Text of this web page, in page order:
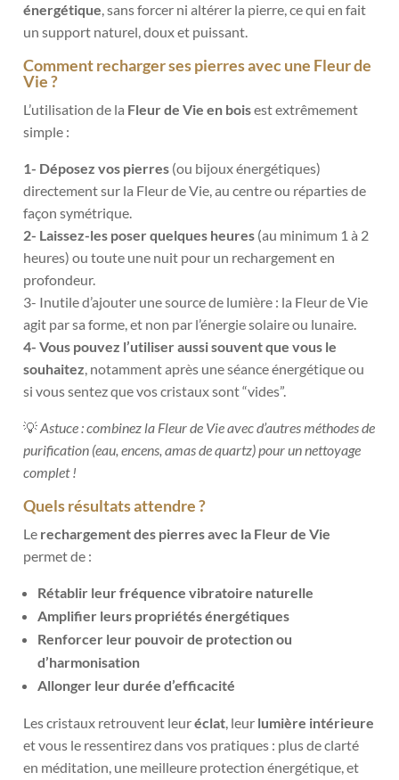
énergétique, sans forcer ni altérer la pierre, ce qui en fait
un support naturel, doux et puissant.
Comment recharger ses pierres avec une Fleur de
Vie ?
L’utilisation de la Fleur de Vie en boisest extrêmement
simple :
1- Déposez vos pierres (ou bijoux énergétiques)
directement sur la Fleur de Vie, au centre ou réparties de
façon symétrique.
2- Laissez-les poser quelques heures (au minimum 1 à 2
heures) ou toute une nuit pour un rechargement en
profondeur.
3- Inutile d’ajouter une source de lumière : la Fleur de Vie
agit par sa forme, et non par l’énergie solaire ou lunaire.
4- Vous pouvez l’utiliser aussi souvent que vous le
souhaitez, notamment après une séance énergétique ou
si vous sentez que vos cristaux sont “vides”.
💡Astuce : combinez la Fleur de Vie avec d’autres méthodes de
purification (eau, encens, amas de quartz) pour un nettoyage
complet !
Quels résultats attendre ?
Le rechargement des pierres avec la Fleur de Vie
permet de :
Rétablir leur fréquence vibratoire naturelle
Amplifier leurs propriétés énergétiques
Renforcer leur pouvoir de protection ou
d’harmonisation
Allonger leur durée d’efficacité
Les cristaux retrouvent leuréclat, leur lumière intérieure
et vous le ressentirez dans vos pratiques : plus de clarté
en méditation, une meilleure protection énergétique, et